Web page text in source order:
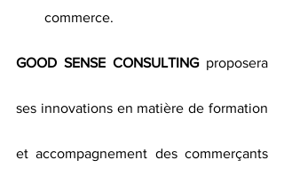
commerce.
GOOD SENSE CONSULTING proposera
ses innovations en matière de formation
et accompagnement des commerçants